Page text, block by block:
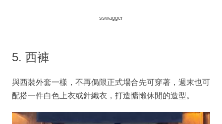
sswagger
5. 西褲
與西裝外套一樣，不再侷限正式場合先可穿著，週末也可
配搭一件白色上衣或針織衣，打造慵懶休閒的造型。